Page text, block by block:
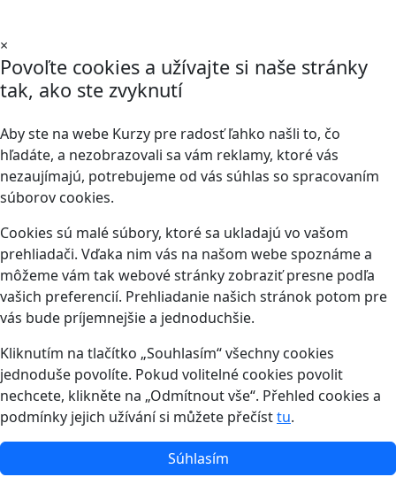
×
Povoľte cookies a užívajte si naše stránky
tak, ako ste zvyknutí
Aby ste na webe Kurzy pre radosť ľahko našli to, čo
hľadáte, a nezobrazovali sa vám reklamy, ktoré vás
nezaujímajú, potrebujeme od vás súhlas so spracovaním
súborov cookies.
Cookies sú malé súbory, ktoré sa ukladajú vo vašom
prehliadači. Vďaka nim vás na našom webe spoznáme a
môžeme vám tak webové stránky zobraziť presne podľa
vašich preferencií. Prehliadanie našich stránok potom pre
vás bude príjemnejšie a jednoduchšie.
Kliknutím na tlačítko „Souhlasím“ všechny cookies
jednoduše povolíte. Pokud volitelné cookies povolit
nechcete, klikněte na „Odmítnout vše“. Přehled cookies a
podmínky jejich užívání si můžete přečísttu.
Súhlasím